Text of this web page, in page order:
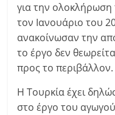
για την
τον Ιανουάριο του
ανακοίνωσαν την
το έργο δεν
προς το περιβάλλον.
Η Τουρκία έχει
στο έργο του